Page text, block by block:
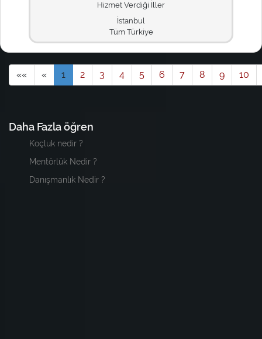
Hizmet Verdiği İller
İstanbul
Tüm Türkiye
«« « 1 2 3 4 5 6 7 8 9 10
Daha Fazla öğren
Koçluk nedir ?
Mentörlük Nedir ?
Danışmanlık Nedir ?